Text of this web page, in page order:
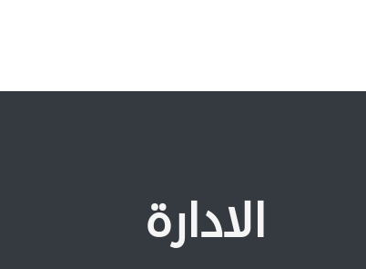
الادارة